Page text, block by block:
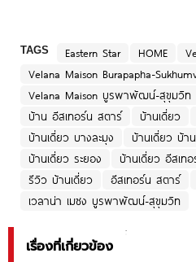
TAGS Eastern Star HOME
Velana Maison Burapapha-
Velana Maison บูรพาพัฒน์-สุขุมวิท
บ้าน อีสเทอร์น สตาร์
บ้านเดี่ยว
บ้านเดี่ยว บางละมุง
บ้านเดี่ยว บ้า
บ้านเดี่ยว ระยอง
บ้านเดี่ยว อีสเท
รีวิว บ้านเดี่ยว
อีสเทอร์น สตาร์
เวลาน่า เมซง บูรพาพัฒน์-สุขุมวิท
เรื่องที่เกี่ยวข้อง